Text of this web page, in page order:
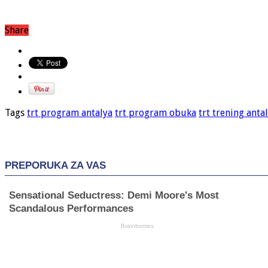
Share
Tags trt program antalya trt program obuka trt trening